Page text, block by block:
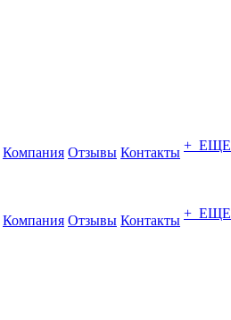
Компания Отзывы Контакты + ЕЩЕ
Компания Отзывы Контакты + ЕЩЕ